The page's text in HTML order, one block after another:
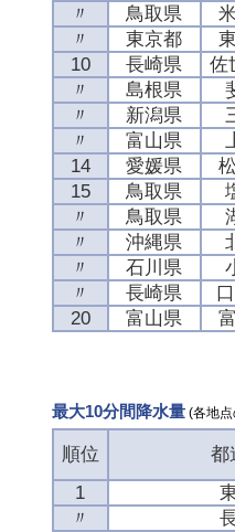
〃
鳥取県
〃
東京都
10
長崎県 佐
〃
島根県
〃
新潟県
〃
富山県
14
愛媛県
15
鳥取県
〃
鳥取県
〃
沖縄県
〃
石川県
〃
長崎県
20
富山県
最大10分間降水量(各地点
順位 都
1
〃